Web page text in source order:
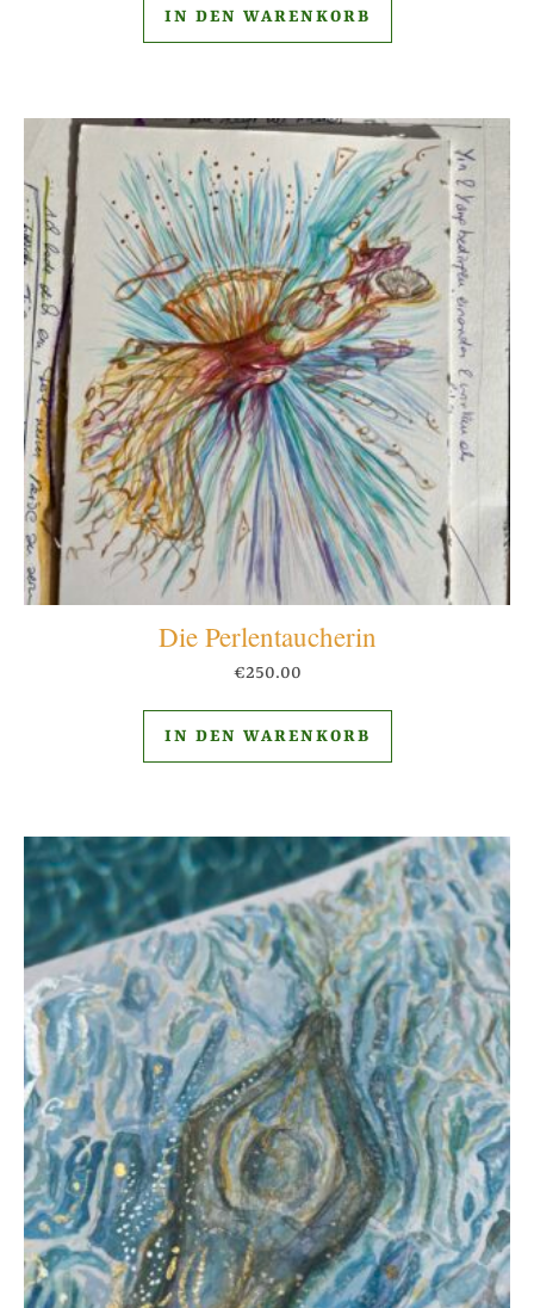
IN DEN WARENKORB
Die Perlentaucherin
€250.00
IN DEN WARENKORB